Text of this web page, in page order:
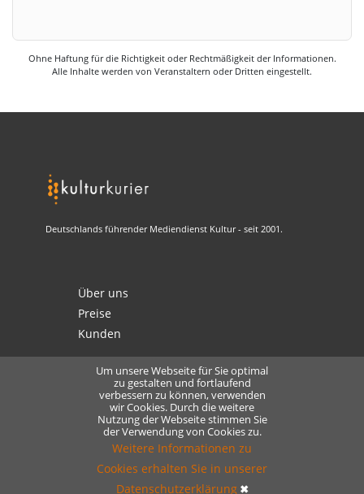
Ohne Haftung für die Richtigkeit oder Rechtmäßigkeit der Informationen.
Alle Inhalte werden von Veranstaltern oder Dritten eingestellt.
Deutschlands führender Mediendienst Kultur - seit 2001.
Über uns
Preise
Kunden
Kontakt
Datenschutz
Lizensierung
Um unsere Webseite für Sie optimal
zu gestalten und fortlaufend
verbessern zu können, verwenden
wir Cookies. Durch die weitere
Nutzung der Webseite stimmen Sie
der Verwendung von Cookies zu.
Weitere Informationen zu
Cookies erhalten Sie in unserer
Datenschutzerklärung ✖